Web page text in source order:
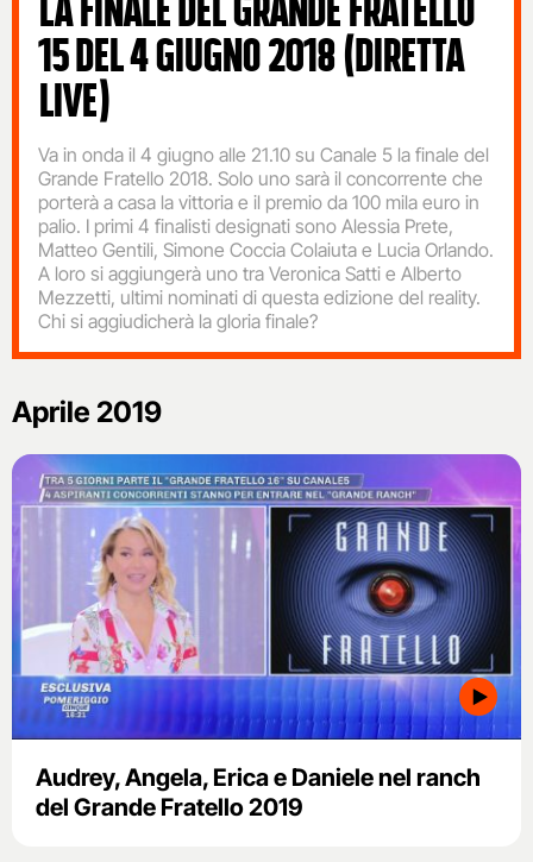
15 DEL 4 GIUGNO 2018 (DIRETTA
LIVE)
Va in onda il 4 giugno alle 21.10 su Canale 5 la finale del
Grande Fratello 2018. Solo uno sarà il concorrente che
porterà a casa la vittoria e il premio da 100 mila euro in
palio. I primi 4 finalisti designati sono Alessia Prete,
Matteo Gentili, Simone Coccia Colaiuta e Lucia Orlando.
A loro si aggiungerà uno tra Veronica Satti e Alberto
Mezzetti, ultimi nominati di questa edizione del reality.
Chi si aggiudicherà la gloria finale?
Aprile 2019
Audrey, Angela, Erica e Daniele nel ranch
del Grande Fratello 2019